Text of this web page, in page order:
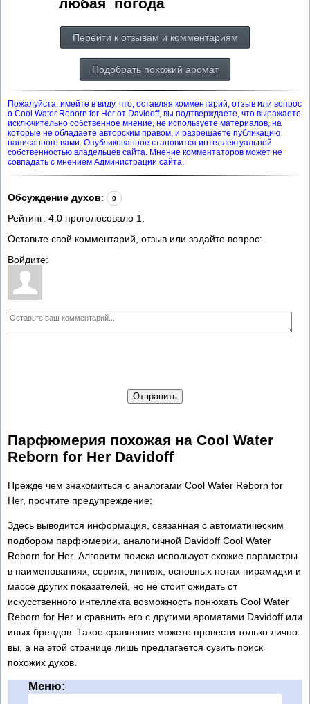
Перейти к отзывам и комментариям
Подобрать похожий аромат
Пожалуйста, имейте в виду, что, оставляя комментарий, отзыв или вопрос
о Cool Water Reborn for Her от Davidoff, вы подтверждаете, что выражаете
исключительно собственное мнение, не используете материалов, на
которые не обладаете авторским правом, и разрешаете публикацию
написанного вами. Опубликованное становится интеллектуальной
собственностью владельцев сайта. Мнение комментаторов может не
совпадать с мнением Администрации сайта.
Обсуждение духов: 0
Рейтинг: 4.0 проголосовало 1
Оставьте свой комментарий, отзыв или задайте вопрос:
Войдите:
Отправить
Парфюмерия похожая на Cool Water
Reborn for Her Davidoff
Прежде чем знакомиться с аналогами Cool Water Reborn for
Her, прочтите предупреждение:
Здесь выводится информация, связанная с автоматическим
подбором парфюмерии, аналогичной Davidoff Cool Water
Reborn for Her. Алгоритм поиска использует схожие параметры
в наименованиях, сериях, линиях, основных нотах пирамидки и
массе других показателей, но не стоит ожидать от
искусственного интеллекта возможность понюхать Cool Water
Reborn for Her и сравнить его с другими ароматами Davidoff или
иных брендов. Такое сравнение можете провести только лично
вы, а на этой странице лишь предлагается сузить поиск
похожих духов.
Меню: